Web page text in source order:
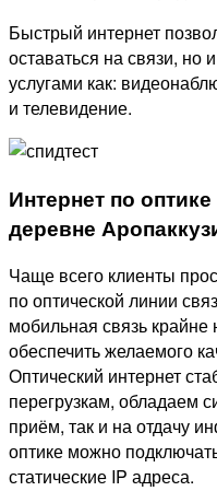
Быстрый интернет
оставаться на связи, но
услугами как:
и телевидение.
Интернет по оптике
деревне
Чаще всего клиенты
по оптической линии
мобильная связь
обеспечить желаемого
Оптический интернет
перегрузкам, обладаем
приём, так и на отдачу
оптике можно
статические IP адреса.